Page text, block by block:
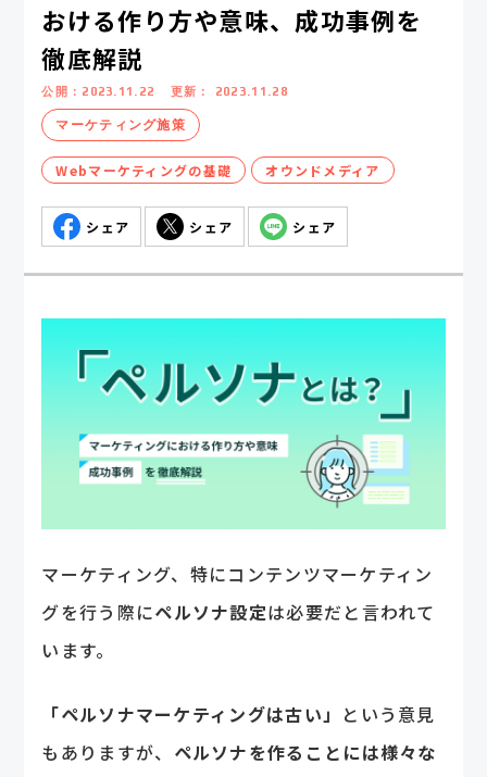
おける作り方や意味、成功事例を
徹底解説
公開： 2023.11.22 更新： 2023.11.28
マーケティング施策
Webマーケティングの基礎 オウンドメディア
シェア シェア シェア
マーケティング、特にコンテンツマーケティン
グを行う際にペルソナ設定は必要だと言われて
います。
「ペルソナマーケティングは古い」 という意見
もありますが、 ペルソナを作ることには様々な